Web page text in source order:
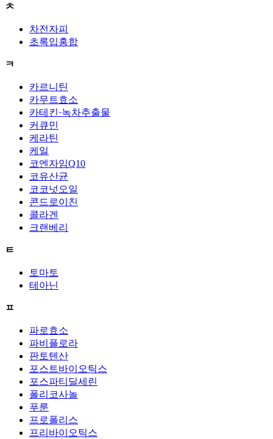
ㅊ
차전자피
초록입홍합
ㅋ
카르니틴
카무트효소
카테킨·녹차추출물
커큐민
케라틴
케일
코엔자임Q10
코유산균
코코넛오일
콘드로이친
콜라겐
크랜베리
ㅌ
토마토
테아닌
ㅍ
파로효소
파비플로라
판토텐산
포스트바이오틱스
포스파티딜세린
폴리코사놀
푸룬
프로폴리스
프리바이오틱스